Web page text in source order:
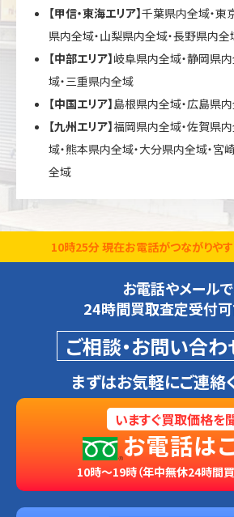
【甲信・東海エリア】千葉県内全域・東
県内全域・山梨県内全域・長野県内全
【中部エリア】岐阜県内全域・静岡県
域・三重県内全域
【中国エリア】島根県内全域・広島県
【九州エリア】福岡県内全域・佐賀県
域・熊本県内全域・大分県内全域・宮
全域
10時25分 現在お電話がつながりやす
お電話やメールで
24時間買取査定受付可
ご相談・お問い合わ
まずはお気軽にご連絡
いますぐ買取価格を
お電話は
10時～19時（年中無休24時間買